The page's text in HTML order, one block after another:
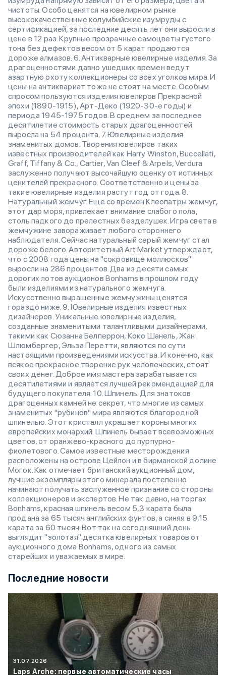
чистоты. Особо ценятся на ювелирном рынке
высококачественные колумбийские изумруды с
сертификацией, за последние десять лет они выросли в
цене в 12 раз. Крупные прозрачные самоцветы густого
тона без дефектов весом от 5 карат продаются
дороже алмазов. 6. Антикварные ювелирные изделия. За
драгоценностями давно ушедших времен ведут
азартную охоту коллекционеры со всех уголков мира. И
цены на антиквариат тоже не стоят на месте. Особым
спросом пользуются изделия ювелиров Прекрасной
эпохи (1890-1915), Арт-Деко (1920-30-е годы) и
периода 1945-1975 годов. В среднем за последнее
десятилетие стоимость старых драгоценностей
выросла на 54 процента. 7. Ювелирные изделия
знаменитых домов. Творения ювелиров таких
известных производителей как Harry Winston, Buccellati,
Graff, Tiffany & Co., Cartier, Van Cleef & Arpels, Verdura
заслуженно получают высочайшую оценку от истинных
ценителей прекрасного. Соответственно и цены за
такие ювелирные изделия растут год от года. 8.
Натуральный жемчуг. Еще со времен Клеопатры жемчуг,
этот дар моря, привлекает внимание слабого пола,
столь падкого до прелестных безделушек. Игра света в
жемчужине завораживает любого стороннего
наблюдателя. Сейчас натуральный серый жемчуг стал
дороже белого. Авторитетный Art Market утверждает,
что с 2008 года цены на "сокровище моллюсков"
выросли на 286 процентов. Два из десяти самых
дорогих лотов аукционов Bonhams в прошлом году
были изделиями из натурального жемчуга.
Искусственно выращенные жемчужины ценятся
гораздо ниже. 9. Ювелирные изделия известных
дизайнеров. Уникальные ювелирные изделия,
созданные знаменитыми талантливыми дизайнерами,
такими как Сюзанна Белперрон, Коко Шанель, Жан
Шлюмбергер, Эльза Перетти, являются по сути
настоящими произведениями искусства. И конечно, как
всякое прекрасное творение рук человеческих, стоят
своих денег. Доброе имя мастера зарабатывается
десятилетиями и является лучшей рекомендацией для
будущего покупателя. 10. Шпинель. Для знатоков
драгоценных камней не секрет, что многие из самых
знаменитых "рубинов" мира являются благородной
шпинелью. Этот кристалл украшает короны многих
европейских монархий. Шпинель бывает всевозможных
цветов, от оранжево-красного до пурпурно-
фиолетового. Самое известные месторождения
расположены на острове Цейлон и в бирманской долине
Могок. Как отмечает британский аукционный дом,
лучшие экземпляры этого минерала постепенно
начинают получать заслуженное признание со стороны
коллекционеров и экспертов. Не так давно, на торгах
Bonhams, красная шпинель весом 5,3 карата была
продана за 65 тысяч английских фунтов, а синяя в 9,15
карата за 60 тысяч. Вот так на сегодняшний день
выглядит "золотая" десятка ювелирных товаров от
аукционного дома Bonhams, одного из самых
старейших и уважаемых в мире.
Последние новости
31.07.2026
Laps Arche: первые автоматические часы